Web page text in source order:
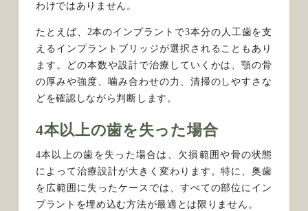
わけではありません。
たとえば、2本のインプラントで3本分の人工歯を支
えるインプラントブリッジが選択されることもあり
ます。どの本数や設計で治療していくかは、顎の骨
の厚みや強度、噛み合わせの力、清掃のしやすさな
どを確認しながら判断します。
4本以上の歯を失った場合
4本以上の歯を失った場合は、欠損範囲や骨の状態
によって治療設計が大きく変わります。特に、奥歯
を広範囲に失ったケースでは、すべての部位にイン
プラントを埋め込む方法が最適とは限りません。